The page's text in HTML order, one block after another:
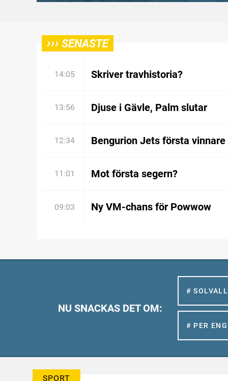
››› SENASTE
14:05 Skriver travhistoria?
13:56 Djuse i Gävle, Palm slutar
12:34 Bengurion Jets första vinnare
11:01 Mot första segern?
09:03 Ny VM-chans för Powwow
NU SNACKAS DET OM:
#
# PER
SPORT